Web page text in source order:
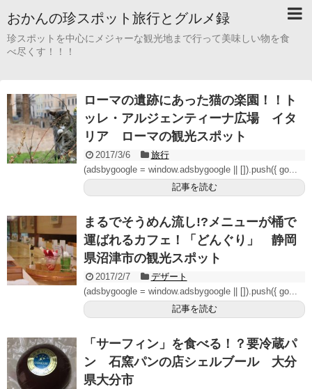
おかんの珍スポット旅行とグルメ録
珍スポットを中心にメジャーな観光地まで行って美味しい物を食
べ尽くす！！！
ローマの遺跡にあった猫の楽園！！ト
ッレ・アルジェンティーナ広場 イタ
リア ローマの観光スポット
2017/3/6
旅行
(adsbygoogle = window.adsbygoogle || []).push({ go...
記事を読む
まるでそうめん流し!?メニューが桶で
運ばれるカフェ！「どんぐり」 静岡
県沼津市の観光スポット
2017/2/7
デザート
(adsbygoogle = window.adsbygoogle || []).push({ go...
記事を読む
「サーフィン」を食べる！？要冷蔵パ
ン 石窯パンの店シェルブール 大分
県大分市